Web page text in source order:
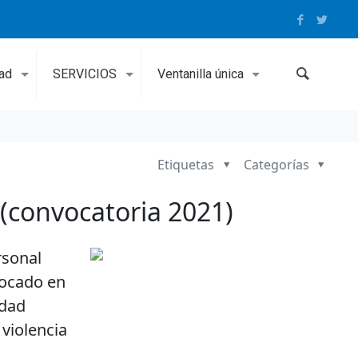
SERVICIOS Ventanilla única
Categorías
Etiquetas
2021)
en